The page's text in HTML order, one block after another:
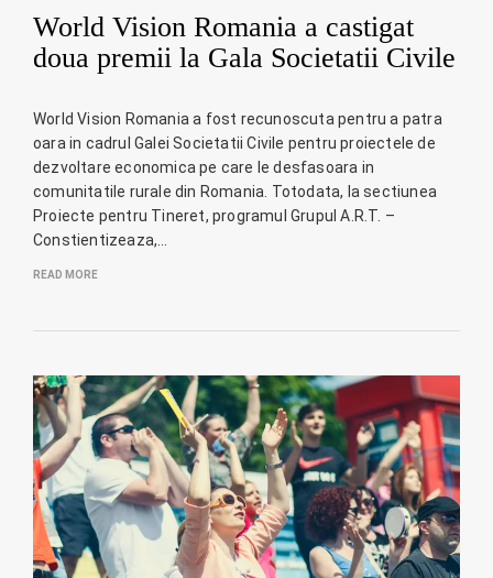
World Vision Romania a castigat
doua premii la Gala Societatii Civile
World Vision Romania a fost recunoscuta pentru a patra
oara in cadrul Galei Societatii Civile pentru proiectele de
dezvoltare economica pe care le desfasoara in
comunitatile rurale din Romania. Totodata, la sectiunea
Proiecte pentru Tineret, programul Grupul A.R.T. –
Constientizeaza,…
READ MORE